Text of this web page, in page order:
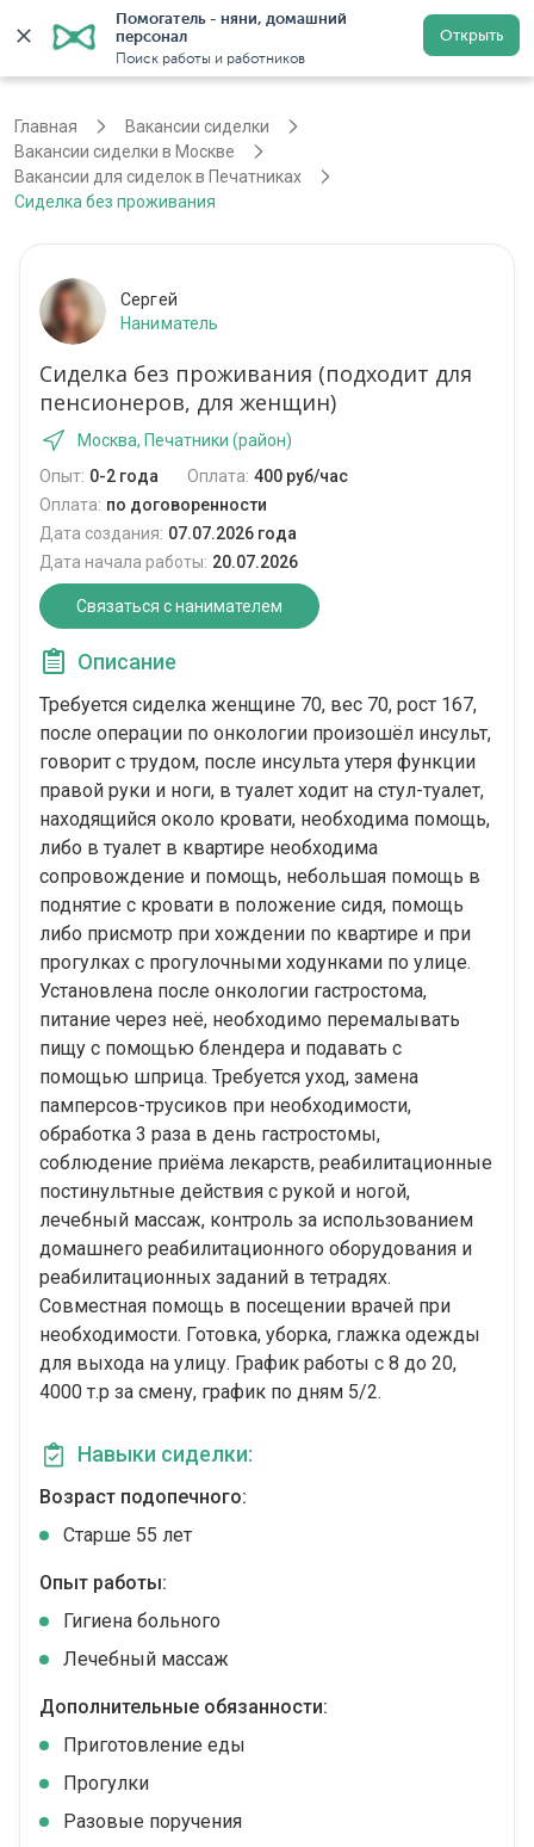
Помогатель - няни, домашний
персонал
Поиск работы и работников
Открыть
Регистрация
Главная
Вакансии сиделки
Вакансии сиделки в Москве
Вакансии для сиделок в Печатниках
Сиделка без проживания
Сергей
Наниматель
Сиделка без проживания (подходит для
пенсионеров, для женщин)
Москва, Печатники (район)
Опыт: 0-2 года Оплата: 400 руб/час
Оплата: по договоренности
Дата создания: 07.07.2026 года
Дата начала работы: 20.07.2026
Связаться с нанимателем
Описание
Требуется сиделка женщине 70, вес 70, рост 167,
после операции по онкологии произошëл инсульт,
говорит с трудом, после инсульта утеря функции
правой руки и ноги, в туалет ходит на стул-туалет,
находящийся около кровати, необходима помощь,
либо в туалет в квартире необходима
сопровождение и помощь, небольшая помощь в
поднятие с кровати в положение сидя, помощь
либо присмотр при хождении по квартире и при
прогулках с прогулочными ходунками по улице.
Установлена после онкологии гастростома,
питание через неë, необходимо перемалывать
пищу с помощью блендера и подавать с
помощью шприца. Требуется уход, замена
памперсов-трусиков при необходимости,
обработка 3 раза в день гастростомы,
соблюдение приëма лекарств, реабилитационные
постинультные действия с рукой и ногой,
лечебный массаж, контроль за использованием
домашнего реабилитационного оборудования и
реабилитационных заданий в тетрадях.
Совместная помощь в посещении врачей при
необходимости. Готовка, уборка, глажка одежды
для выхода на улицу. График работы с 8 до 20,
4000 т.р за смену, график по дням 5/2.
Навыки сиделки:
Возраст подопечного:
Cтарше 55 лет
Опыт работы:
Гигиена больного
Лечебный массаж
Дополнительные обязанности:
Приготовление еды
Прогулки
Разовые поручения